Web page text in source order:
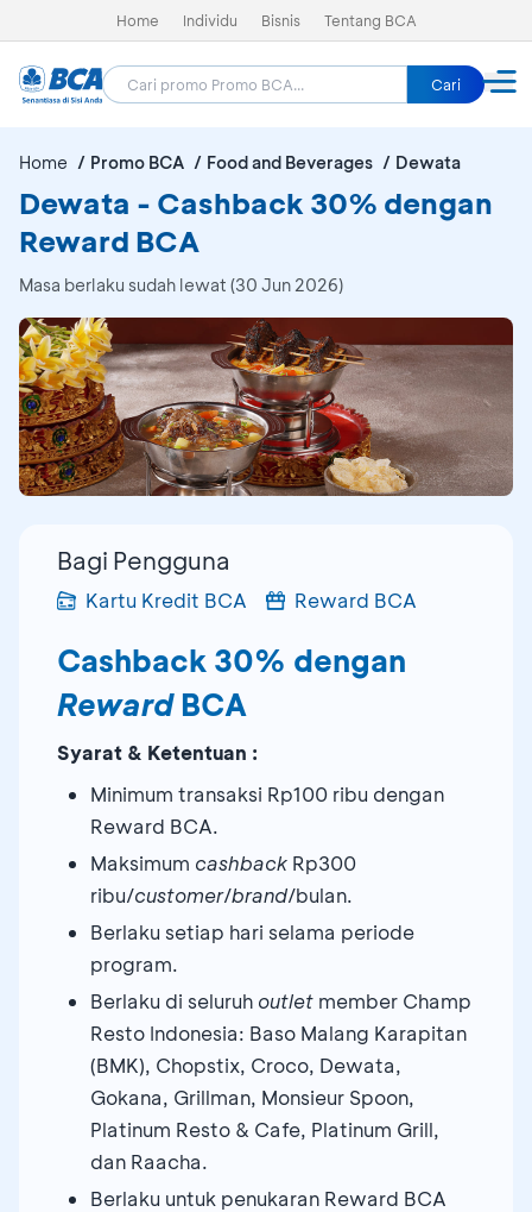
Home Individu Bisnis Tentang BCA
Cari
Home Promo BCA Food and Beverages Dewata
Dewata - Cashback 30% dengan
Reward BCA
Masa berlaku sudah lewat (30 Jun 2026)
Bagi Pengguna
Kartu Kredit BCA Reward BCA
Cashback 30% dengan
RewardBCA
Syarat & Ketentuan :
Minimum transaksi Rp100 ribu dengan
Reward BCA.
Maksimum cashback Rp300
ribu/customer/brand/bulan.
Berlaku setiap hari selama periode
program.
Berlaku di seluruh outlet member Champ
Resto Indonesia: Baso Malang Karapitan
(BMK), Chopstix, Croco, Dewata,
Gokana, Grillman, Monsieur Spoon,
Platinum Resto & Cafe, Platinum Grill,
dan Raacha.
Berlaku untuk penukaran Reward BCA